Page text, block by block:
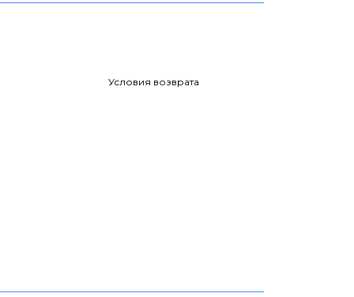
Условия возврата